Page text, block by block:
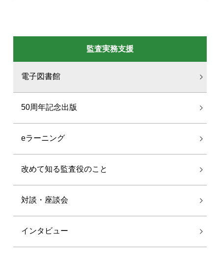
監査実務支援
電子図書館
50周年記念出版
eラーニング
改めて知る監査役のこと
対談・座談会
インタビュー